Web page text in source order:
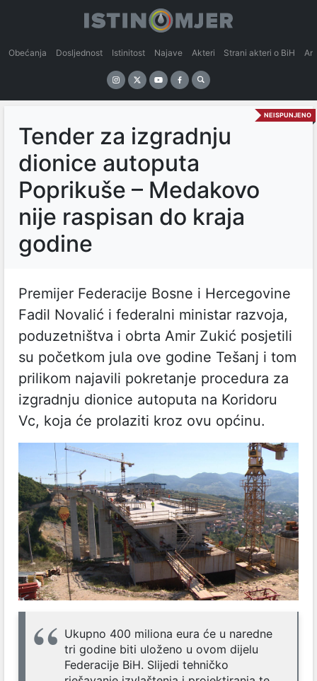
Obećanja Dosljednost Istinitost Najave Akteri Strani akteri o BiH
NEISPUNJENO
Tender za izgradnju
dionice autoputa
Poprikuše – Medakovo
nije raspisan do kraja
godine
Premijer Federacije Bosne i Hercegovine
Fadil Novalić i federalni ministar razvoja,
poduzetništva i obrta Amir Zukić posjetili
su početkom jula ove godine Tešanj i tom
prilikom najavili pokretanje procedura za
izgradnju dionice autoputa na Koridoru
Vc, koja će prolaziti kroz ovu općinu.
Ukupno 400 miliona eura će u naredne
tri godine biti uloženo u ovom dijelu
Federacije BiH. Slijedi tehničko